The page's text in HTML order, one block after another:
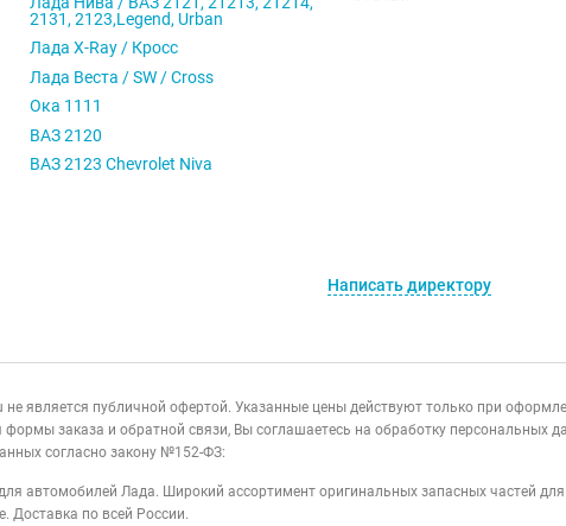
2131, 2123,Legend, Urban
Лада X-Ray / Кросс
Лада Веста / SW / Cross
Ока 1111
ВАЗ 2120
ВАЗ 2123 Chevrolet Niva
Написать директору
является публичной офертой. Указанные цены действуют только при
формы заказа и обратной связи, Вы соглашаетесь на обработку персональных
согласно закону №152-ФЗ:
для автомобилей Лада. Широкий ассортимент оригинальных запасных частей
Доставка по всей России.